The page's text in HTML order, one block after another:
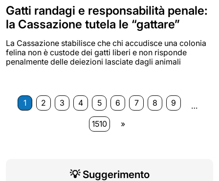
Gatti randagi e responsabilità penale:
la Cassazione tutela le “gattare”
La Cassazione stabilisce che chi accudisce una colonia
felina non è custode dei gatti liberi e non risponde
penalmente delle deiezioni lasciate dagli animali
1 2 3 4 5 6 7 8 9
…
1510
»
💡 Suggerimento